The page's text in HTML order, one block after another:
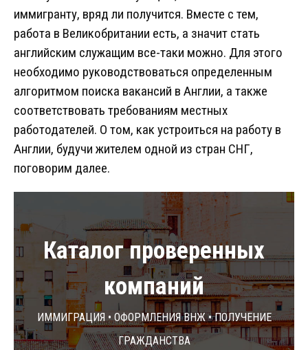
иммигранту, вряд ли получится. Вместе с тем,
работа в Великобритании есть, а значит стать
английским служащим все-таки можно. Для этого
необходимо руководствоваться определенным
алгоритмом поиска вакансий в Англии, а также
соответствовать требованиям местных
работодателей. О том, как устроиться на работу в
Англии, будучи жителем одной из стран СНГ,
поговорим далее.
Каталог проверенных
компаний
Иммиграция • Оформления ВНЖ • Получение
гражданства